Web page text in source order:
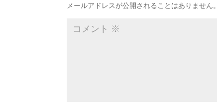
メールアドレスが公開されることはありません。